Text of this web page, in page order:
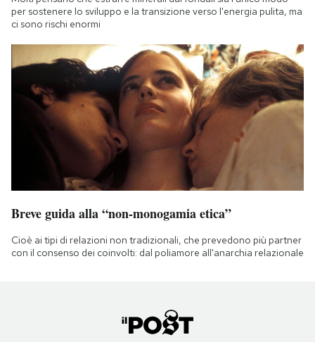
per sostenere lo sviluppo e la transizione verso l'energia pulita, ma
ci sono rischi enormi
Breve guida alla “non-monogamia etica”
Cioè ai tipi di relazioni non tradizionali, che prevedono più partner
con il consenso dei coinvolti: dal poliamore all'anarchia relazionale